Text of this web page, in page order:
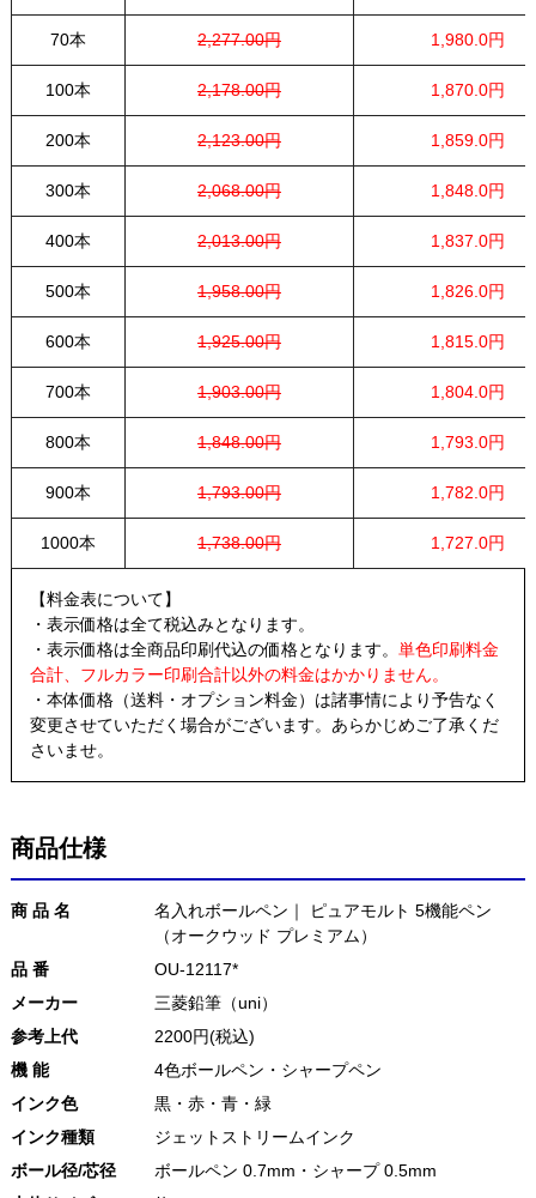
70本 2,277.00円 1,980.0円
100本 2,178.00円 1,870.0円
200本 2,123.00円 1,859.0円
300本 2,068.00円 1,848.0円
400本 2,013.00円 1,837.0円
500本 1,958.00円 1,826.0円
600本 1,925.00円 1,815.0円
700本 1,903.00円 1,804.0円
800本 1,848.00円 1,793.0円
900本 1,793.00円 1,782.0円
1000本 1,738.00円 1,727.0円
【料金表について】
・表示価格は全て税込みとなります。
・表示価格は全商品印刷代込の価格となります。 単色印刷料金
合計、フルカラー印刷合計以外の料金はかかりません。
・本体価格（送料・オプション料金）は諸事情により予告なく
変更させていただく場合がございます。あらかじめご了承くだ
さいませ。
商品仕様
商 品 名
名入れボールペン｜ ピュアモルト 5機能ペン
（オークウッド プレミアム）
品 番
OU-12117*
メーカー
三菱鉛筆（uni）
参考上代
2200円(税込)
機 能
4色ボールペン・シャープペン
インク色
黒・赤・青・緑
インク種類
ジェットストリームインク
ボール径/芯径
ボールペン 0.7mm・シャープ 0.5mm